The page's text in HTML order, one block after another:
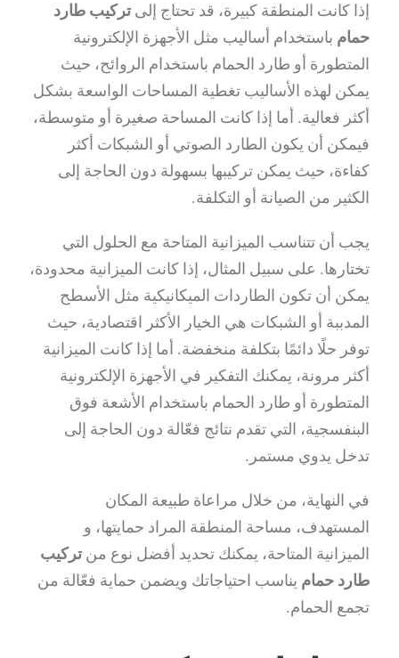
إذا كانت المنطقة كبيرة، قد تحتاج إلى تركيب طارد
حمام باستخدام أساليب مثل الأجهزة الإلكترونية
المتطورة أو طارد الحمام باستخدام الروائح، حيث
يمكن لهذه الأساليب تغطية المساحات الواسعة بشكل
أكثر فعالية. أما إذا كانت المساحة صغيرة أو متوسطة،
فيمكن أن يكون الطارد الصوتي أو الشبكات أكثر
كفاءة، حيث يمكن تركيبها بسهولة دون الحاجة إلى
الكثير من الصيانة أو التكلفة.
يجب أن تتناسب الميزانية المتاحة مع الحلول التي
تختارها. على سبيل المثال، إذا كانت الميزانية محدودة،
يمكن أن تكون الطاردات الميكانيكية مثل الأسطح
المدببة أو الشبكات هي الخيار الأكثر اقتصادية، حيث
توفر حلًا دائمًا بتكلفة منخفضة. أما إذا كانت الميزانية
أكثر مرونة، يمكنك التفكير في الأجهزة الإلكترونية
المتطورة أو طارد الحمام باستخدام الأشعة فوق
البنفسجية، التي تقدم نتائج فعّالة دون الحاجة إلى
تدخل يدوي مستمر.
في النهاية، من خلال مراعاة طبيعة المكان
المستهدف، مساحة المنطقة المراد حمايتها، و
الميزانية المتاحة، يمكنك تحديد أفضل نوع من تركيب
طارد حمام يناسب احتياجاتك ويضمن حماية فعّالة من
تجمع الحمام.